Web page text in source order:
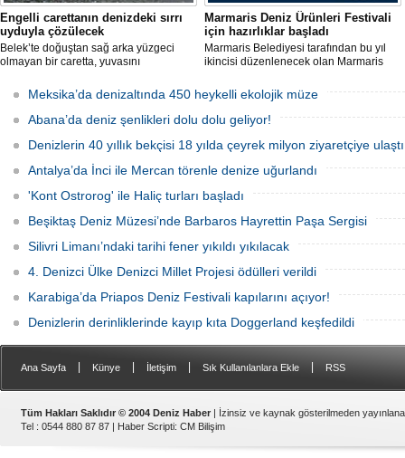
Engelli carettanın denizdeki sırrı
uyduyla çözülecek
Belek’te doğuştan sağ arka yüzgeci
olmayan bir caretta, yuvasını
üzerine bıraktı. "DOA" adı verilen deniz
kaplumbağasına ilk kez uydu izleme
cihazı takıldı ve denize uğurlandı.
Marmaris Deniz Ürünleri Festivali
için hazırlıklar başladı
Marmaris Belediyesi tarafından bu yıl
ikincisi düzenlenecek olan Marmaris
tarihleri arasında Selimiye
Mahallesi'nde gerçekleştirilecek.
Festivalde deniz ürünleri, yöresel
lezzetler ve kentin kıyı kültürü ön plana
çıkarılacak.
Meksika’da denizaltında 450 heykelli ekolojik müze
Abana’da deniz şenlikleri dolu dolu geliyor!
Denizlerin 40 yıllık bekçisi 18 yılda çeyrek milyon ziyaretçiye ulaştı
Antalya’da İnci ile Mercan törenle denize uğurlandı
'Kont Ostrorog' ile Haliç turları başladı
Beşiktaş Deniz Müzesi’nde Barbaros Hayrettin Paşa Sergisi
Silivri Limanı’ndaki tarihi fener yıkıldı yıkılacak
4. Denizci Ülke Denizci Millet Projesi ödülleri verildi
Karabiga’da Priapos Deniz Festivali kapılarını açıyor!
Denizlerin derinliklerinde kayıp kıta Doggerland keşfedildi
Ana Sayfa Künye İletişim Sık Kullanılanlara Ekle RSS
Tüm Hakları Saklıdır © 2004 Deniz Haber | İzinsiz ve kaynak gösterilmeden
Tel : 0544 880 87 87 | Haber Scripti: CM Bilişim